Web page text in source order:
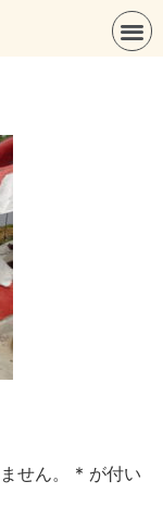
せん。 * が付い